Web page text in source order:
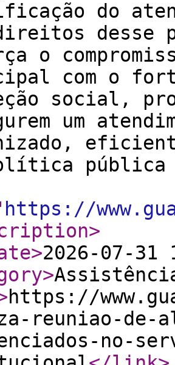
do
o
com o
social,
um
pública
https://
>
>2026-07-31
>
https://
reuniao-de-
no-